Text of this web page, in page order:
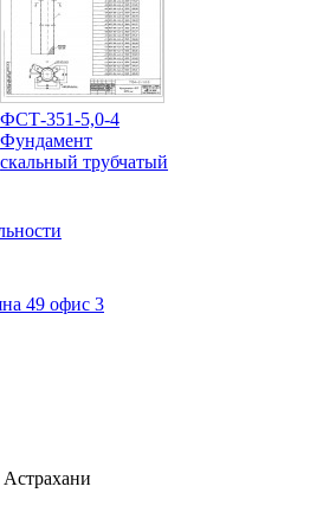
ФСТ-351-5,0-4
Фундамент
скальный трубчатый
49 офис 3